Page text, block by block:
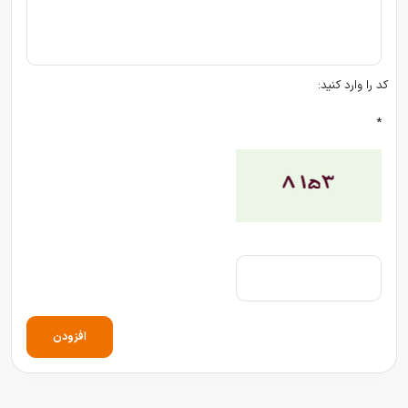
کد را وارد کنید:
*
افزودن